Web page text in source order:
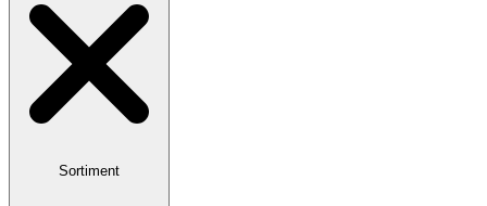
Sortiment